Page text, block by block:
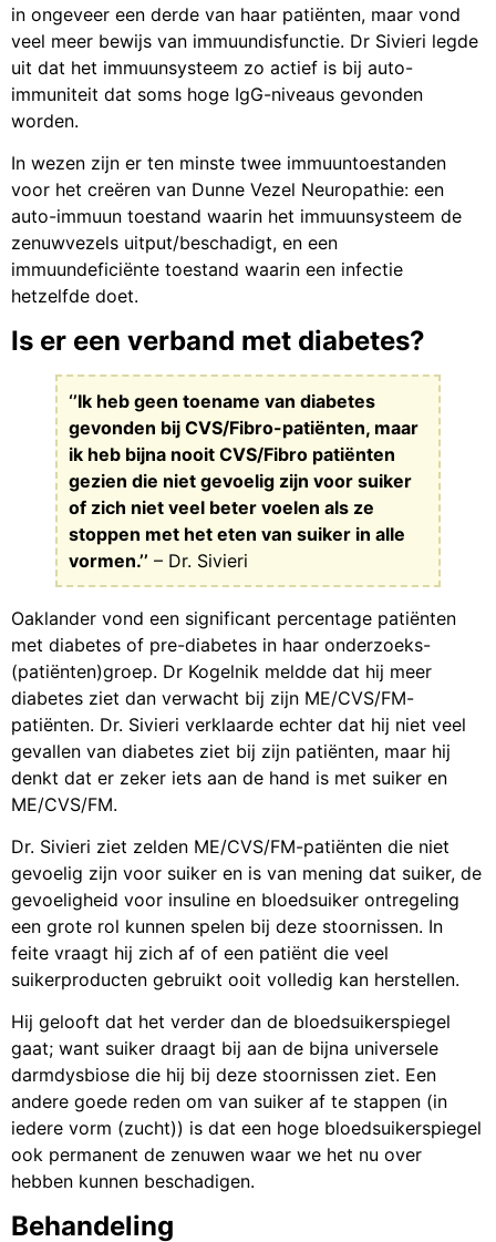
in ongeveer een derde van haar patiënten, maar vond
veel meer bewijs van immuundisfunctie. Dr Sivieri legde
uit dat het immuunsysteem zo actief is bij auto-
immuniteit dat soms hoge IgG-niveaus gevonden
worden.
In wezen zijn er ten minste twee immuuntoestanden
voor het creëren van Dunne Vezel Neuropathie: een
auto-immuun toestand waarin het immuunsysteem de
zenuwvezels uitput/beschadigt, en een
immuundeficiënte toestand waarin een infectie
hetzelfde doet.
Is er een verband met diabetes?
‘’Ik heb geen toename van diabetes
gevonden bij CVS/Fibro-patiënten, maar
ik heb bijna nooit CVS/Fibro patiënten
gezien die niet gevoelig zijn voor suiker
of zich niet veel beter voelen als ze
stoppen met het eten van suiker in alle
vormen.’’ – Dr. Sivieri
Oaklander vond een significant percentage patiënten
met diabetes of pre-diabetes in haar onderzoeks-
(patiënten)groep. Dr Kogelnik meldde dat hij meer
diabetes ziet dan verwacht bij zijn ME/CVS/FM-
patiënten. Dr. Sivieri verklaarde echter dat hij niet veel
gevallen van diabetes ziet bij zijn patiënten, maar hij
denkt dat er zeker iets aan de hand is met suiker en
ME/CVS/FM.
Dr. Sivieri ziet zelden ME/CVS/FM-patiënten die niet
gevoelig zijn voor suiker en is van mening dat suiker, de
gevoeligheid voor insuline en bloedsuiker ontregeling
een grote rol kunnen spelen bij deze stoornissen. In
feite vraagt hij zich af of een patiënt die veel
suikerproducten gebruikt ooit volledig kan herstellen.
Hij gelooft dat het verder dan de bloedsuikerspiegel
gaat; want suiker draagt ​​bij aan de bijna universele
darmdysbiose die hij bij deze stoornissen ziet. Een
andere goede reden om van suiker af te stappen (in
iedere vorm (zucht)) is dat een hoge bloedsuikerspiegel
ook permanent de zenuwen waar we het nu over
hebben kunnen beschadigen.
Behandeling